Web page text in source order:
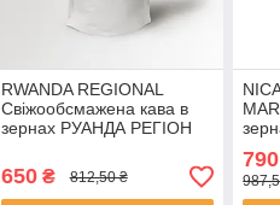
RWANDA REGIONAL
Свіжообсмажена кава в
зернах РУАНДА РЕГІОН
зернова Моносорт
650₴ 812,50 ₴
790